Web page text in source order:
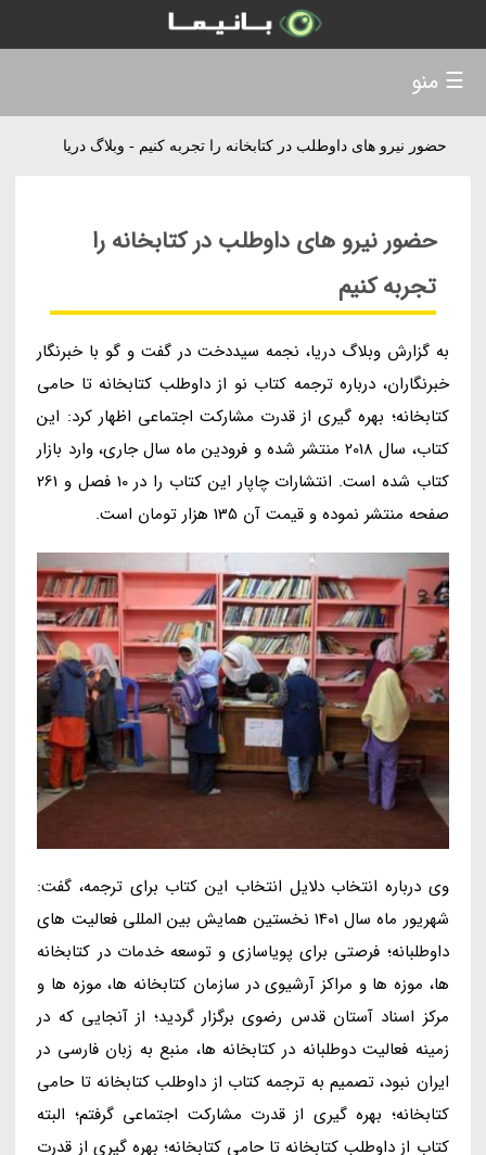
حضور نیرو های داوطلب در کتابخانه را تجربه کنیم - وبلاگ دریا
حضور نیرو های داوطلب در کتابخانه را
تجربه کنیم
به گزارش وبلاگ دریا، نجمه سیددخت در گفت و گو با خبرنگار
خبرنگاران، درباره ترجمه کتاب نو از داوطلب کتابخانه تا حامی
کتابخانه؛ بهره گیری از قدرت مشارکت اجتماعی اظهار کرد: این
کتاب، سال 2018 منتشر شده و فرودین ماه سال جاری، وارد بازار
کتاب شده است. انتشارات چاپار این کتاب را در 10 فصل و 261
صفحه منتشر نموده و قیمت آن 135 هزار تومان است.
وی درباره انتخاب دلایل انتخاب این کتاب برای ترجمه، گفت:
شهریور ماه سال 1401 نخستین همایش بین المللی فعالیت های
داوطلبانه؛ فرصتی برای پویاسازی و توسعه خدمات در کتابخانه
ها، موزه ها و مراکز آرشیوی در سازمان کتابخانه ها، موزه ها و
مرکز اسناد آستان قدس رضوی برگزار گردید؛ از آنجایی که در
زمینه فعالیت دوطلبانه در کتابخانه ها، منبع به زبان فارسی در
ایران نبود، تصمیم به ترجمه کتاب از داوطلب کتابخانه تا حامی
کتابخانه؛ بهره گیری از قدرت مشارکت اجتماعی گرفتم؛ البته
کتاب از داوطلب کتابخانه تا حامی کتابخانه؛ بهره گیری از قدرت
☰ منو